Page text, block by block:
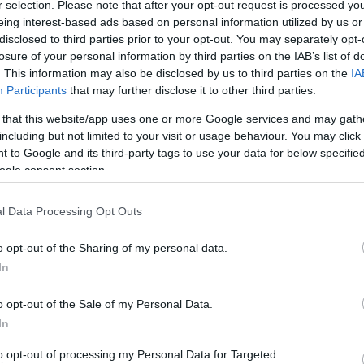
selection. Please note that after your opt-out request is processed
interest-based ads based on personal information utilized by us
to third parties prior to your opt-out. You may separately
of your personal information by third parties on the IAB’s list of
This information may also be disclosed by us to third parties on the
Participants that may further disclose it to other third parties.
that this website/app uses one or more Google services and may
but not limited to your visit or usage behaviour. You may
to Google and its third-party tags to use your data for below
consent section.
Data Processing Opt Outs
opt-out of the Sharing of my personal data.
opt-out of the Sale of my Personal Data.
opt-out of processing my Personal Data for Targeted
50-52 ημέρεςγια να μεταφέρει προϊόντα από τον
Βόρειου Περάσματος χρειάζεται 20-22 ημέρες
διοξειδίου του άνθρακα”.